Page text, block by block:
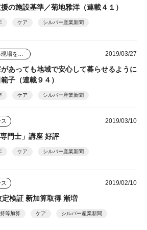
援の施設基準／菊地雅洋（連載４１）
ケア シルバー産業新聞
2019/03/27
あっても地域で安心して暮らせるように
子（連載９４）
ケア シルバー産業新聞
2019/03/10
専門士」講座 好評
ケア シルバー産業新聞
2019/02/10
定検証 新加算取得 漸増
等加算 ケア シルバー産業新聞